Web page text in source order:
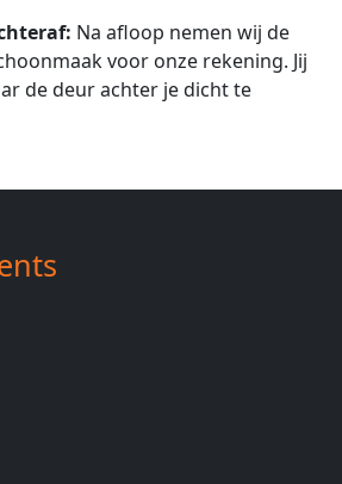
Na afloop nemen wij de
voor onze rekening. Jij
de deur achter je dicht te